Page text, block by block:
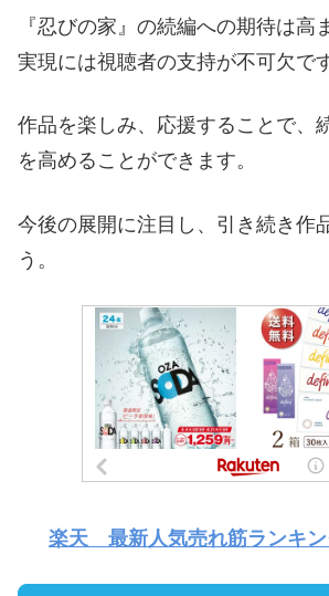
『忍びの家』の続編への期待は高
実現には視聴者の支持が不可欠で
作品を楽しみ、応援することで、
を高めることができます。
今後の展開に注目し、引き続き作
う。
楽天 最新人気売れ筋ランキン